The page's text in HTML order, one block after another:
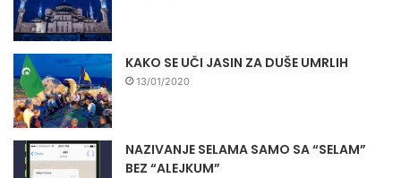
KAKO SE UČI JASIN ZA DUŠE UMRLIH
13/01/2020
NAZIVANJE SELAMA SAMO SA “SELAM”
BEZ “ALEJKUM”